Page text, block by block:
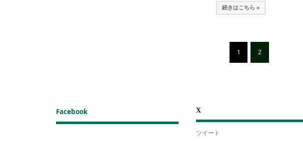
続きはこちら »
1 2
Facebook X
ツイート